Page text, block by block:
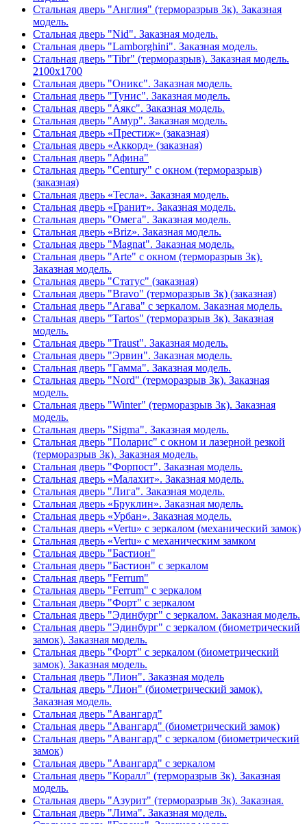
Стальная дверь "Англия" (терморазрыв 3к). Заказная
модель.
Стальная дверь "Nid". Заказная модель.
Стальная дверь "Lamborghini". Заказная модель.
Стальная дверь "Tibr" (терморазрыв). Заказная модель.
2100х1700
Стальная дверь "Оникс". Заказная модель.
Стальная дверь "Тунис". Заказная модель.
Стальная дверь "Аякс". Заказная модель.
Стальная дверь "Амур". Заказная модель.
Стальная дверь «Престиж» (заказная)
Стальная дверь «Аккорд» (заказная)
Стальная дверь "Афина"
Стальная дверь "Century" с окном (терморазрыв)
(заказная)
Стальная дверь «Тесла». Заказная модель.
Стальная дверь «Гранит». Заказная модель.
Стальная дверь "Омега". Заказная модель.
Стальная дверь «Briz». Заказная модель.
Стальная дверь "Magnat". Заказная модель.
Стальная дверь "Arte" с окном (терморазрыв 3к).
Заказная модель.
Стальная дверь "Статус" (заказная)
Стальная дверь "Bravo" (терморазрыв 3к) (заказная)
Стальная дверь "Агава" с зеркалом. Заказная модель.
Стальная дверь "Tartos" (терморазрыв 3к). Заказная
модель.
Стальная дверь "Traust". Заказная модель.
Стальная дверь "Эрвин". Заказная модель.
Стальная дверь "Гамма". Заказная модель.
Стальная дверь "Nord" (терморазрыв 3к). Заказная
модель.
Стальная дверь "Winter" (терморазрыв 3к). Заказная
модель.
Стальная дверь "Sigma". Заказная модель.
Стальная дверь "Поларис" с окном и лазерной резкой
(терморазрыв 3к). Заказная модель.
Стальная дверь "Форпост". Заказная модель.
Стальная дверь «Малахит». Заказная модель.
Стальная дверь "Лига". Заказная модель.
Стальная дверь «Бруклин». Заказная модель.
Стальная дверь «Урбан». Заказная модель.
Стальная дверь «Vertu» с зеркалом (механический замок)
Стальная дверь «Vertu» с механическим замком
Стальная дверь "Бастион"
Стальная дверь "Бастион" с зеркалом
Стальная дверь "Ferrum"
Стальная дверь "Ferrum" с зеркалом
Стальная дверь "Форт" с зеркалом
Стальная дверь "Эдинбург" с зеркалом. Заказная модель.
Стальная дверь "Эдинбург" с зеркалом (биометрический
замок). Заказная модель.
Стальная дверь "Форт" с зеркалом (биометрический
замок). Заказная модель.
Стальная дверь "Лион". Заказная модель
Стальная дверь "Лион" (биометрический замок).
Заказная модель.
Стальная дверь "Авангард"
Стальная дверь "Авангард" (биометрический замок)
Стальная дверь "Авангард" с зеркалом (биометрический
замок)
Стальная дверь "Авангард" с зеркалом
Стальная дверь "Коралл" (терморазрыв 3к). Заказная
модель.
Стальная дверь "Азурит" (терморазрыв 3к). Заказная.
Стальная дверь "Лима". Заказная модель.